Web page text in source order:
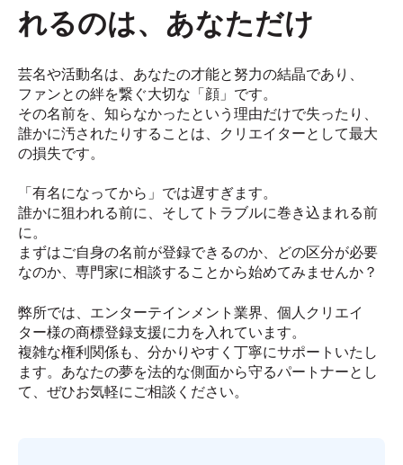
れるのは、あなただけ
芸名や活動名は、あなたの才能と努力の結晶であり、
ファンとの絆を繋ぐ大切な「顔」です。
その名前を、知らなかったという理由だけで失ったり、
誰かに汚されたりすることは、クリエイターとして最大
の損失です。
「有名になってから」では遅すぎます。
誰かに狙われる前に、そしてトラブルに巻き込まれる前
に。
まずはご自身の名前が登録できるのか、どの区分が必要
なのか、専門家に相談することから始めてみませんか？
弊所では、エンターテインメント業界、個人クリエイ
ター様の商標登録支援に力を入れています。
複雑な権利関係も、分かりやすく丁寧にサポートいたし
ます。あなたの夢を法的な側面から守るパートナーとし
て、ぜひお気軽にご相談ください。